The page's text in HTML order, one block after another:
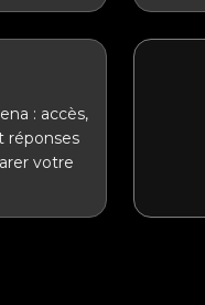
: accès,
réponses
votre